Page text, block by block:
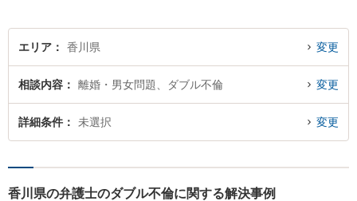
エリア 香川県 変更
相談内容 離婚・男女問題、ダブル不倫 変更
詳細条件 未選択 変更
香川県の弁護士のダブル不倫に関する解決事例